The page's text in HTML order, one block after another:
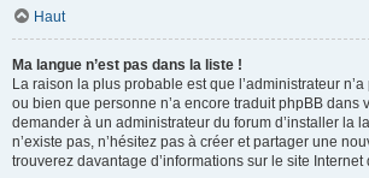
Haut
Ma langue n’est pas dans la liste !
La raison la plus probable est que l’administrateur
ou bien que personne n’a encore traduit phpBB dans
demander à un administrateur du forum d’installer la
n’existe pas, n’hésitez pas à créer et partager une
trouverez davantage d’informations sur le site Internet